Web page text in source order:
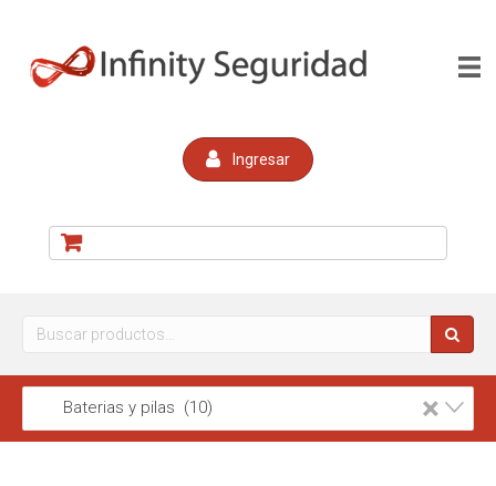
Ingresar
Buscar
×
Baterias y pilas (10)